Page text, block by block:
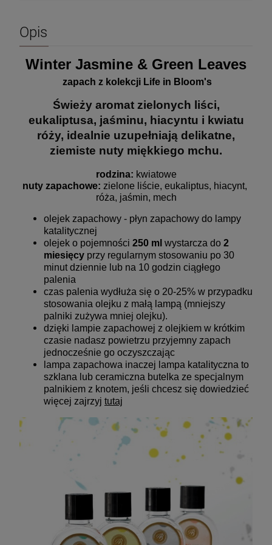
Opis
Winter Jasmine & Green Leaves
zapach z kolekcji Life in Bloom's
Świeży aromat zielonych liści,
eukaliptusa, jaśminu, hiacyntu i kwiatu
róży, idealnie uzupełniają delikatne,
ziemiste nuty miękkiego mchu.
rodzina: kwiatowe
nuty zapachowe: zielone liście, eukaliptus, hiacynt,
róża, jaśmin, mech
olejek zapachowy - płyn zapachowy do lampy
katalitycznej
olejek o pojemności 250 ml wystarcza do 2
miesięcy przy regularnym stosowaniu po 30
minut dziennie lub na 10 godzin ciągłego
palenia
czas palenia wydłuża się o 20-25% w przypadku
stosowania olejku z małą lampą (mniejszy
palniki zużywa mniej olejku).
dzięki lampie zapachowej z olejkiem w krótkim
czasie nadasz powietrzu przyjemny zapach
jednocześnie go oczyszczając
lampa zapachowa inaczej lampa katalityczna to
szklana lub ceramiczna butelka ze specjalnym
palnikiem z knotem, jeśli chcesz się dowiedzieć
więcej zajrzyj tutaj